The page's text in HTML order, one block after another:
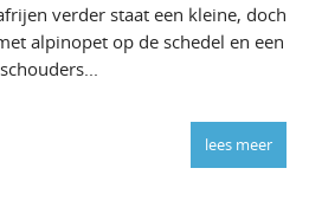
verder staat een kleine, doch
alpinopet op de schedel en een
lees meer